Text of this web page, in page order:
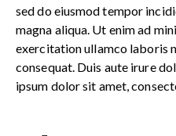
sed do eiusmod tempor
magna aliqua. Ut enim ad
exercitation ullamco laboris
consequat. Duis aute irure
ipsum dolor sit amet,